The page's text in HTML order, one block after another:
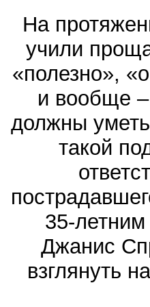
На
учили
«полезно»,
и вообще
должны
такой
35-
Джанис
взглянуть